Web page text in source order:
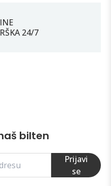
24/7
bilten
Prijavi
se